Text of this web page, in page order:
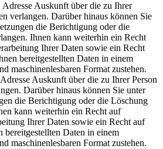
Auskunft über die zu Ihrer
verlangen. Darüber hinaus können Sie
die Berichtigung oder die
Ihnen kann weiterhin ein Recht
Ihrer Daten sowie ein Recht
bereitgestellten Daten in einem
maschinenlesbaren Format zustehen.
Auskunft über die zu Ihrer Person
Darüber hinaus können Sie unter
die Berichtigung oder die Löschung
kann weiterhin ein Recht auf
Ihrer Daten sowie ein Recht auf
bereitgestellten Daten in einem
maschinenlesbaren Format zustehen.